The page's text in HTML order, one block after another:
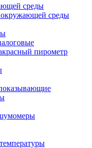
среды
окружающей среды
пирометр